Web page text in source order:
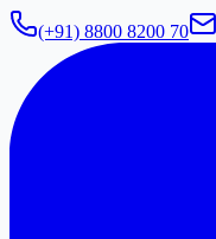
(+91) 8800 8200 70